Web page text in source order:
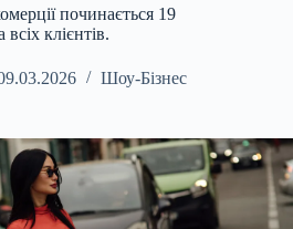
починається 19
клієнтів.
Шоу-Бізнес